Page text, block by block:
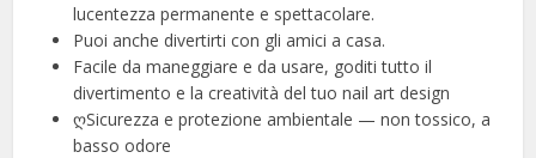
lucentezza permanente e spettacolare.
Puoi anche divertirti con gli amici a casa.
Facile da maneggiare e da usare, goditi tutto il
divertimento e la creatività del tuo nail art design
ღSicurezza e protezione ambientale — non tossico, a
basso odore